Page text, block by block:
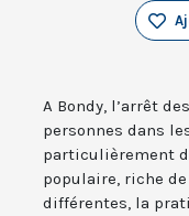
A Bondy, l’arrêt
personnes dans
particulièrement
populaire, riche
différentes, la